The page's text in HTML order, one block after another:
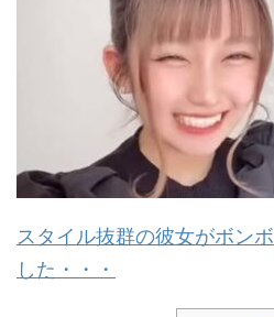
スタイル抜群の彼女がボン
した・・・